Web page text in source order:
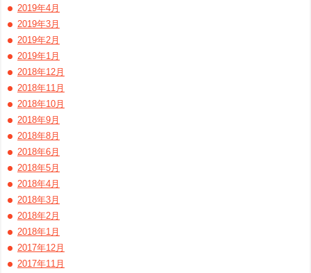
2019年4月
2019年3月
2019年2月
2019年1月
2018年12月
2018年11月
2018年10月
2018年9月
2018年8月
2018年6月
2018年5月
2018年4月
2018年3月
2018年2月
2018年1月
2017年12月
2017年11月